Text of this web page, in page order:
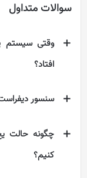
سوالات متداول
وقتی سیستم
افتاد؟
سنسور
چگونه حالت
کنیم؟